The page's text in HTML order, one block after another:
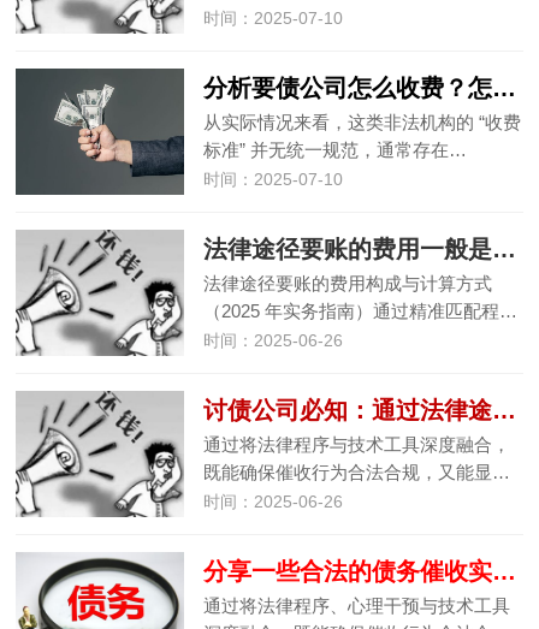
时间：2025-07-10
分析要债公司怎么收费？怎么讨债？
从实际情况来看，这类非法机构的 “收费
标准” 并无统一规范，通常存在…
时间：2025-07-10
法律途径要账的费用一般是怎么计算的？
法律途径要账的费用构成与计算方式
（2025 年实务指南）通过精准匹配程…
时间：2025-06-26
讨债公司必知：通过法律途径要账的关键步骤
通过将法律程序与技术工具深度融合，
既能确保催收行为合法合规，又能显…
时间：2025-06-26
分享一些合法的债务催收实战经验
通过将法律程序、心理干预与技术工具